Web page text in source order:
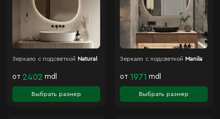
Зеркало с подсветкой Natural
от 2402 mdl
Выбрать размер
Зеркало с подсветкой Manila
от 1971 mdl
Выбрать размер